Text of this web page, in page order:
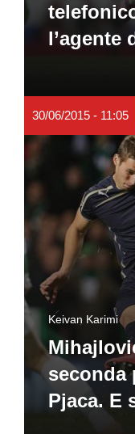
l’agente
30/06/2015 - 11:05
Keivan Karimi
seconda
Pjaca. E